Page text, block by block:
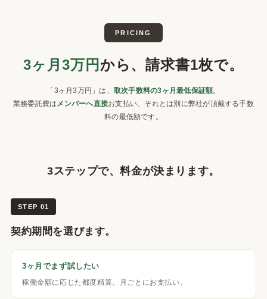
PRICING
3ヶ月3万円 から、請求書1枚で。
「3ヶ月3万円」は、 取次手数料の3ヶ月最低保証額。
業務委託費はメンバーへ直接お支払い、それとは別に弊社が頂戴する手数
料の最低額です。
3ステップで、料金が決まります。
STEP 01
契約期間を選びます。
3ヶ月でまず試したい
稼働金額に応じた都度精算。月ごとにお支払い。